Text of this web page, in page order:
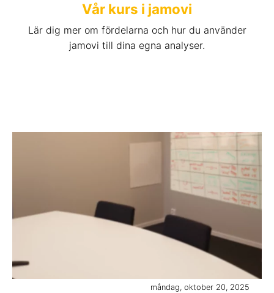
Vår kurs i jamovi
Lär dig mer om fördelarna och hur du använder
jamovi till dina egna analyser.
måndag, oktober 20, 2025